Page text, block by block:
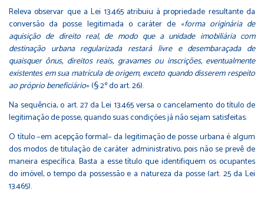
Releva observar que a Lei 13.465 atribuiu à propriedade resultante da
conversão da posse legitimada o caráter de «forma originária de
aquisição de direito real, de modo que a unidade imobiliária com
destinação urbana regularizada restará livre e desembaraçada de
quaisquer ônus, direitos reais, gravames ou inscrições, eventualmente
existentes em sua matrícula de origem, exceto quando disserem respeito
ao próprio beneficiário» (§ 2º do art. 26).
Na sequência, o art. 27 da Lei 13.465 versa o cancelamento do título de
legitimação de posse, quando suas condições já não sejam satisfeitas.
O título −em acepção formal− da legitimação de posse urbana é algum
dos modos de titulação de caráter administrativo, pois não se prevê de
maneira específica. Basta a esse título que identifiquem os ocupantes
do imóvel, o tempo da possessão e a natureza da posse (art. 25 da Lei
13.465).